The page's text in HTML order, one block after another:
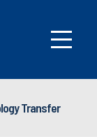
Transfer